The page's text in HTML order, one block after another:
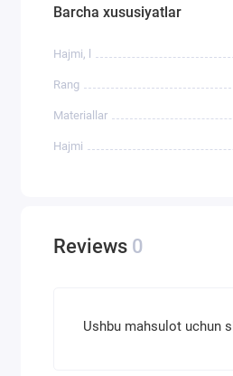
Barcha xususiyatlar
Hajmi, l
Rang
Materiallar
Hajmi
Reviews 0
Ushbu mahsulot uchun